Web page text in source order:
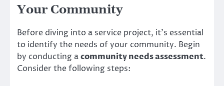
Your Community
Before diving into a service project, it’s essential
to identify the needs of your community. Begin
by conducting acommunity needs assessment.
Consider the following steps: